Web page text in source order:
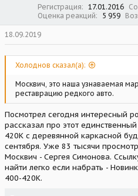
Регистрация 17.01.2016
Оценка реакций
5 959
18.09.2019
Холоднов сказал(а):
Москвич, это наша узнаваемая
реставрацию редкого авто.
Посмотрел сегодня интересный
рассказал про этот
420К с деревянной каркасной
сентября. Уже 83 тысячи
Москвич - Сергея Симонова.
найти легко если набрать -
400-420К.